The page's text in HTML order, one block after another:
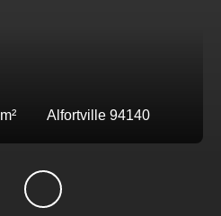
m² Alfortville 94140